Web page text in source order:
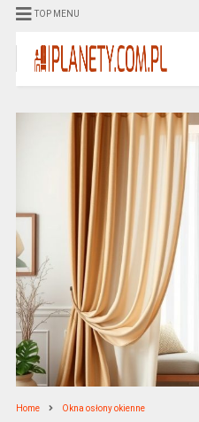
TOP MENU
Home Okna osłony okienne